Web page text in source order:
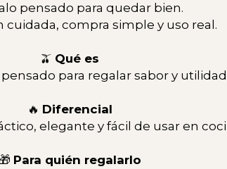
pensado para quedar bien.
cuidada, compra simple y uso real.
🫒 Qué es
para regalar sabor y
🔥 Diferencial
elegante y fácil de usar en
🎁 Para quién regalarlo